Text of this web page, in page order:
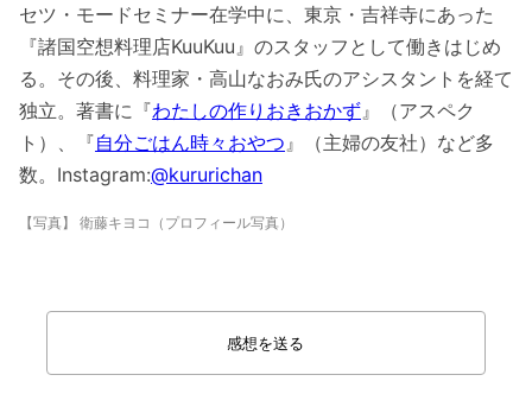
セツ・モードセミナー在学中に、東京・吉祥寺にあった
『諸国空想料理店KuuKuu』のスタッフとして働きはじめ
る。その後、料理家・高山なおみ氏のアシスタントを経て
独立。著書に『わたしの作りおきおかず 』（アスペク
ト）、『自分ごはん時々おやつ 』（主婦の友社）など多
数。Instagram:@kururichan
【写真】 衛藤キヨコ（プロフィール写真）
感想を送る